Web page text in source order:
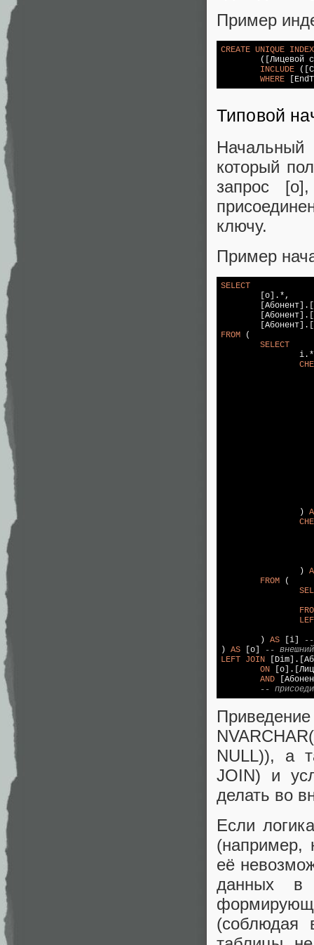
Пример
CREATE UNIQUE INDEX
INCLUDE
WHERE
Типовой
Начальный
который
запрос
ключу.
Пример
SELECT
FROM (
SELECT
		)
		)
FROM (
	)
AS [i]
--
) AS [o]
--
LEFT JOIN
ON
AND
--
NULL)), а
JOIN) и
делать во
Если
(например,
её
данных в
(соблюдая